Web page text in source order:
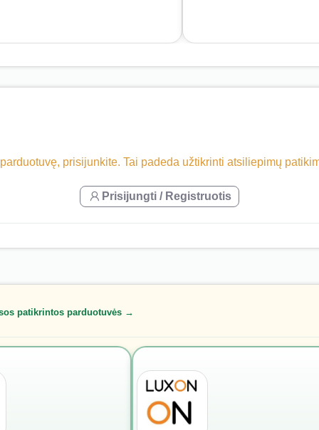
prisijunkite. Tai padeda užtikrinti atsiliepimų
Prisijungti / Registruotis
patikrintos parduotuvės →